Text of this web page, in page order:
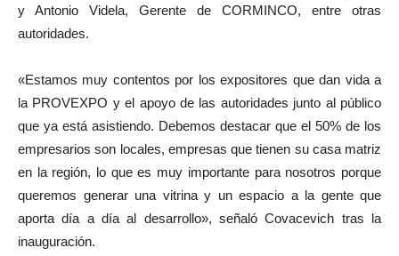
y Antonio Videla, Gerente de CORMINCO, entre otras
autoridades.
«Estamos muy contentos por los expositores que dan vida a
la PROVEXPO y el apoyo de las autoridades junto al público
que ya está asistiendo. Debemos destacar que el 50% de los
empresarios son locales, empresas que tienen su casa matriz
en la región, lo que es muy importante para nosotros porque
queremos generar una vitrina y un espacio a la gente que
aporta día a día al desarrollo», señaló Covacevich tras la
inauguración.